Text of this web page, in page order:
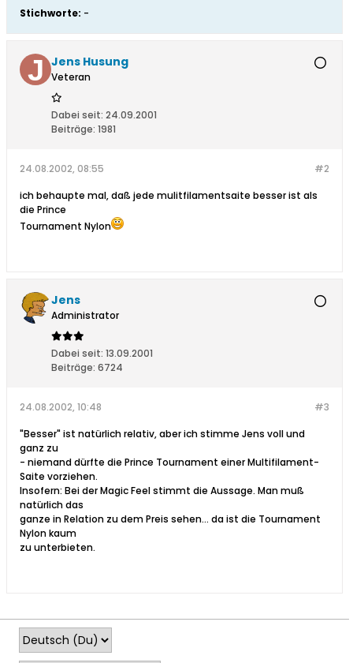
Stichworte: -
Jens Husung
Veteran
Dabei seit: 24.09.2001
Beiträge: 1981
#2
24.08.2002, 08:55
ich behaupte mal, daß jede mulitfilamentsaite besser ist als
die Prince
Tournament Nylon
Jens
Administrator
Dabei seit: 13.09.2001
Beiträge: 6724
#3
24.08.2002, 10:48
"Besser" ist natürlich relativ, aber ich stimme Jens voll und
ganz zu
- niemand dürfte die Prince Tournament einer Multifilament-
Saite vorziehen.
Insofern: Bei der Magic Feel stimmt die Aussage. Man muß
natürlich das
ganze in Relation zu dem Preis sehen... da ist die Tournament
Nylon kaum
zu unterbieten.